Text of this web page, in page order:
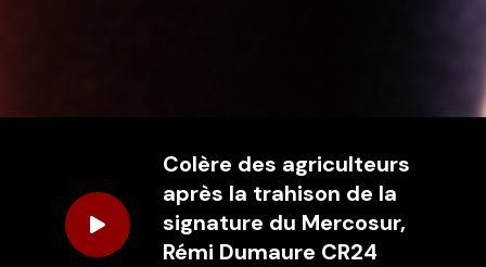
Colère des agriculteurs
après la trahison de la
signature du Mercosur,
Rémi Dumaure CR24